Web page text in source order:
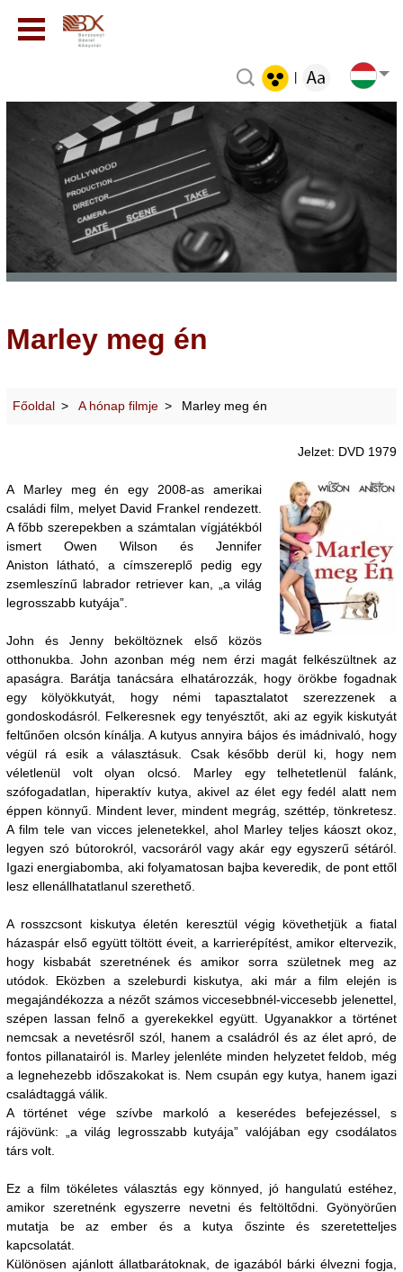
Marley meg én
Főoldal A hónap filmje Marley meg én
Jelzet: DVD 1979
A Marley meg én egy 2008-as amerikai
családi film, melyet David Frankel rendezett.
A főbb szerepekben a számtalan vígjátékból
ismert Owen Wilson és Jennifer
Aniston látható, a címszereplő pedig egy
zsemleszínű labrador retriever kan, „a világ
legrosszabb kutyája”.
John és Jenny beköltöznek első közös
otthonukba. John azonban még nem érzi magát felkészültnek az
apaságra. Barátja tanácsára elhatározzák, hogy örökbe fogadnak
egy kölyökkutyát, hogy némi tapasztalatot szerezzenek a
gondoskodásról. Felkeresnek egy tenyésztőt, aki az egyik kiskutyát
feltűnően olcsón kínálja. A kutyus annyira bájos és imádnivaló, hogy
végül rá esik a választásuk. Csak később derül ki, hogy nem
véletlenül volt olyan olcsó. Marley egy telhetetlenül falánk,
szófogadatlan, hiperaktív kutya, akivel az élet egy fedél alatt nem
éppen könnyű. Mindent lever, mindent megrág, széttép, tönkretesz.
A film tele van vicces jelenetekkel, ahol Marley teljes káoszt okoz,
legyen szó bútorokról, vacsoráról vagy akár egy egyszerű sétáról.
Igazi energiabomba, aki folyamatosan bajba keveredik, de pont ettől
lesz ellenállhatatlanul szerethető.
A rosszcsont kiskutya életén keresztül végig követhetjük a fiatal
házaspár első együtt töltött éveit, a karrierépítést, amikor eltervezik,
hogy kisbabát szeretnének és amikor sorra születnek meg az
utódok. Eközben a szeleburdi kiskutya, aki már a film elején is
megajándékozza a nézőt számos viccesebbnél-viccesebb jelenettel,
szépen lassan felnő a gyerekekkel együtt. Ugyanakkor a történet
nemcsak a nevetésről szól, hanem a családról és az élet apró, de
fontos pillanatairól is. Marley jelenléte minden helyzetet feldob, még
a legnehezebb időszakokat is. Nem csupán egy kutya, hanem igazi
családtaggá válik.
A történet vége szívbe markoló a keserédes befejezéssel, s
rájövünk: „a világ legrosszabb kutyája” valójában egy csodálatos
társ volt.
Ez a film tökéletes választás egy könnyed, jó hangulatú estéhez,
amikor szeretnénk egyszerre nevetni és feltöltődni. Gyönyörűen
mutatja be az ember és a kutya őszinte és szeretetteljes
kapcsolatát.
Különösen ajánlott állatbarátoknak, de igazából bárki élvezni fogja,